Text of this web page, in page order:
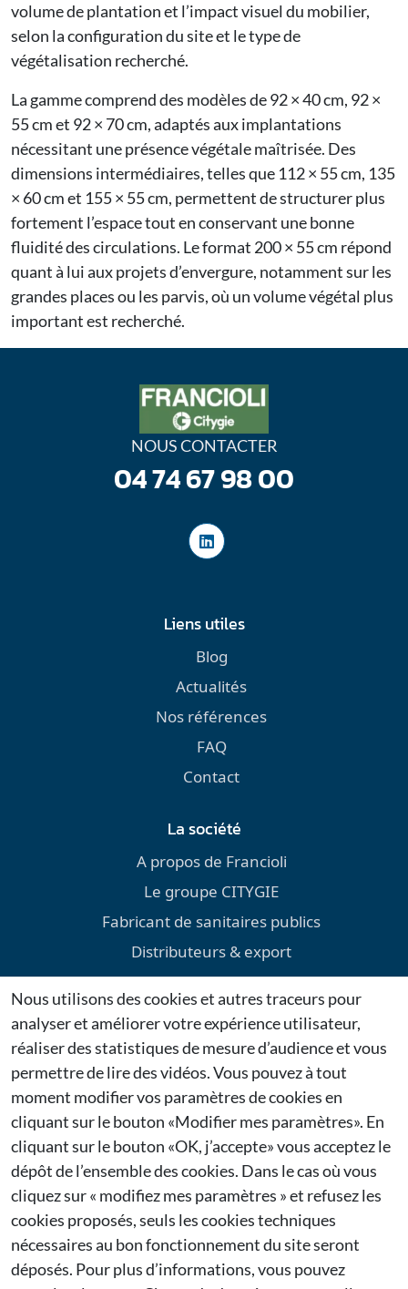
volume de plantation et l’impact visuel du mobilier,
selon la configuration du site et le type de
végétalisation recherché.
La gamme comprend des modèles de 92 × 40 cm, 92 ×
55 cm et 92 × 70 cm, adaptés aux implantations
nécessitant une présence végétale maîtrisée. Des
dimensions intermédiaires, telles que 112 × 55 cm, 135
× 60 cm et 155 × 55 cm, permettent de structurer plus
fortement l’espace tout en conservant une bonne
fluidité des circulations. Le format 200 × 55 cm répond
quant à lui aux projets d’envergure, notamment sur les
grandes places ou les parvis, où un volume végétal plus
important est recherché.
NOUS CONTACTER
04 74 67 98 00
Liens utiles
Blog
Actualités
Nos références
FAQ
Contact
La société
A propos de Francioli
Le groupe CITYGIE
Fabricant de sanitaires publics
Distributeurs & export
Environnement
Téléchargements
Mentions légales
Dernières actualités
Citygie confirme sa présence au Salon Espace Public
2026 à Bruxelles
27/01/2026
Citygie renouvelle sa participation à Municipalia
2026
26/01/2026
Nous utilisons des cookies et autres traceurs pour
analyser et améliorer votre expérience utilisateur,
réaliser des statistiques de mesure d’audience et vous
permettre de lire des vidéos. Vous pouvez à tout
moment modifier vos paramètres de cookies en
cliquant sur le bouton «Modifier mes paramètres». En
cliquant sur le bouton «OK, j’accepte» vous acceptez le
dépôt de l’ensemble des cookies. Dans le cas où vous
cliquez sur « modifiez mes paramètres » et refusez les
cookies proposés, seuls les cookies techniques
nécessaires au bon fonctionnement du site seront
déposés. Pour plus d’informations, vous pouvez